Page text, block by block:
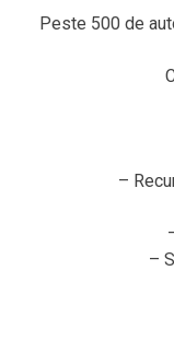
Peste 500 de
–
–